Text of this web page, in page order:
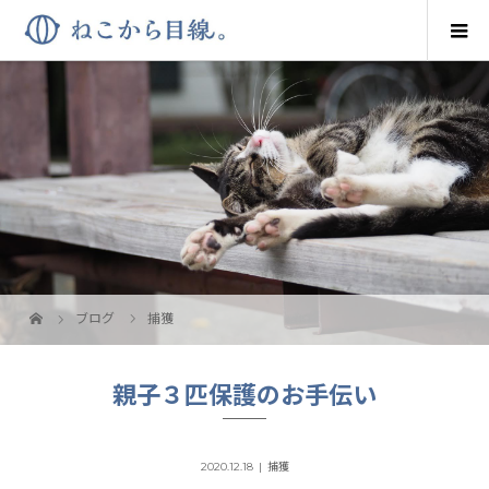
ブログ 捕獲
親子３匹保護のお手伝い
2020.12.18 捕獲